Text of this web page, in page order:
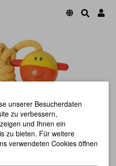
unserer Besucherdaten
zu verbessern,
und Ihnen ein
zu bieten. Für weitere
verwendeten Cookies öffnen